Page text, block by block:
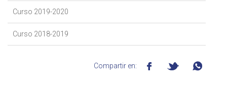
Curso 2019-2020
Curso 2018-2019
Compartir en: